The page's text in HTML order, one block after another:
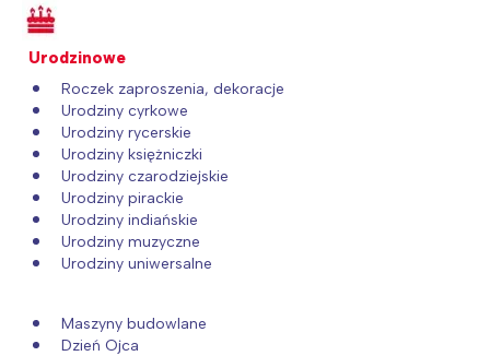
Urodzinowe
Roczek zaproszenia, dekoracje
Urodziny cyrkowe
Urodziny rycerskie
Urodziny księżniczki
Urodziny czarodziejskie
Urodziny pirackie
Urodziny indiańskie
Urodziny muzyczne
Urodziny uniwersalne
Maszyny budowlane
Dzień Ojca
Interesują mnie wydarzenia z
tego regionu:
Warszawa
Łódź
Trójmiasto
Poznań